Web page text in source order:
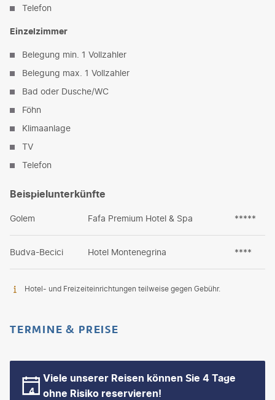
Telefon
Einzelzimmer
Belegung min. 1 Vollzahler
Belegung max. 1 Vollzahler
Bad oder Dusche/WC
Föhn
Klimaanlage
TV
Telefon
Beispielunterkünfte
Golem Fafa Premium Hotel & Spa *****
Budva-Becici Hotel Montenegrina ****
Hotel- und Freizeiteinrichtungen teilweise gegen Gebühr.
TERMINE & PREISE
Viele unserer Reisen können Sie 4 Tage
ohne Risiko reservieren!